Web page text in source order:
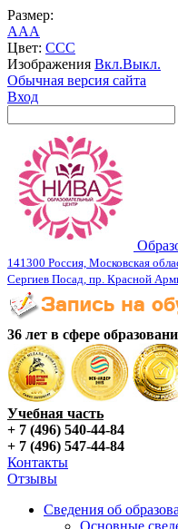
Размер:
AAA
Цвет: CCC
Изображения Вкл.Выкл.
Обычная версия сайта
Вход
141300 Россия, Московская
Сергиев Посад, пр. Красной
36 лет в сфере
Учебная часть
+ 7 (496) 540-44-84
+ 7 (496) 547-44-84
Контакты
Отзывы
Сведения об
Основные